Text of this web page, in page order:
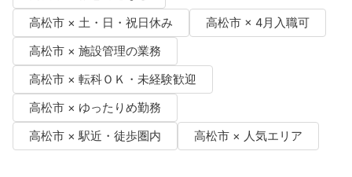
高松市 × 土・日・祝日休み
高松市 × 4月入職可
高松市 × 施設管理の業務
高松市 × 転科ＯＫ・未経験歓迎
高松市 × ゆったりめ勤務
高松市 × 駅近・徒歩圏内
高松市 × 人気エリア